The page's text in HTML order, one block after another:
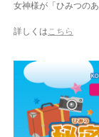
女神様が「ひみつの
詳しくはこちら